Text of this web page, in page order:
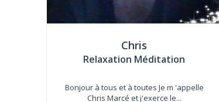
Chris
Relaxation Méditation
Bonjour à tous et à toutes Je m 'appelle
Chris Marcé et j'exerce le...